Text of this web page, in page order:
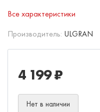
Все характеристики
Производитель: ULGRAN
4 199 ₽
Нет в наличии